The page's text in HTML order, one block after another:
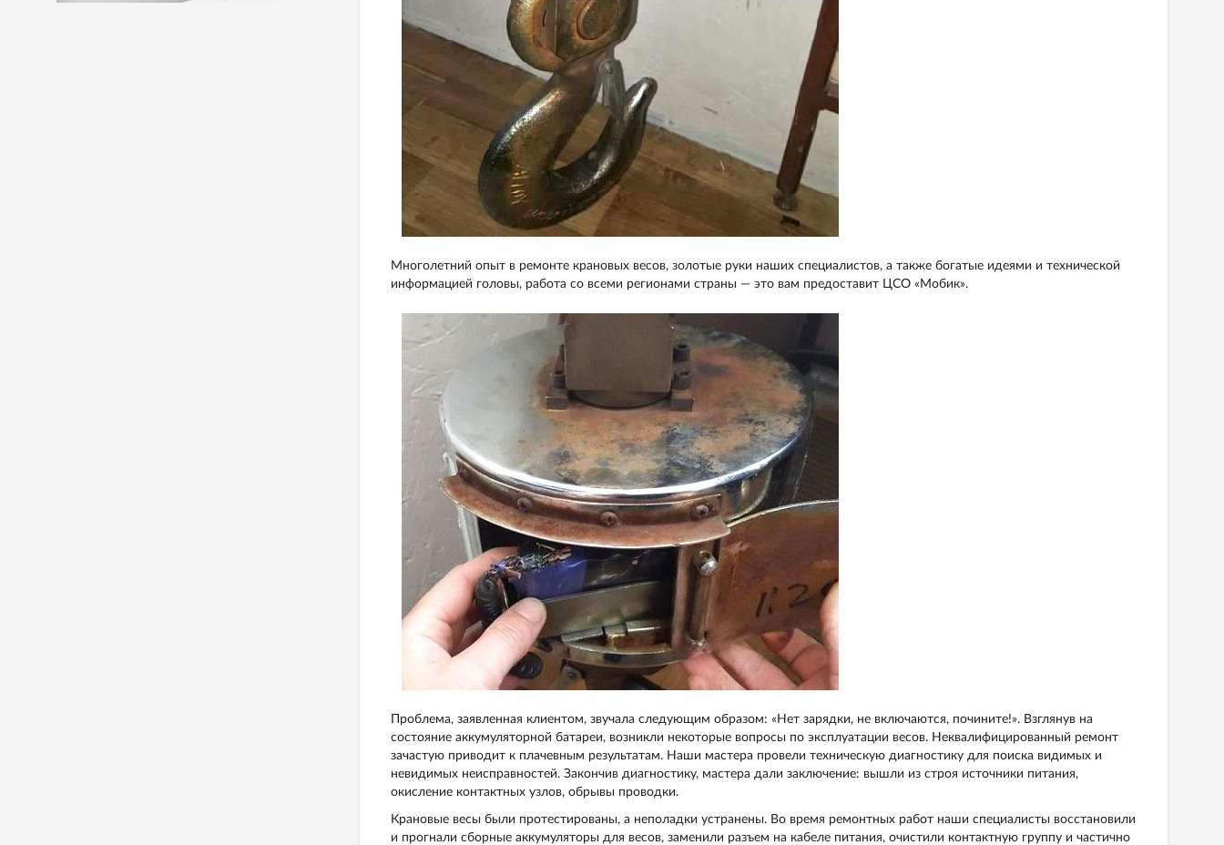
Многолетний опыт в ремонте крановых весов, золотые руки наших специалистов, а также богатые идеями и технической
информацией головы, работа со всеми регионами страны — это вам предоставит ЦСО «Мобик».
Проблема, заявленная клиентом, звучала следующим образом: «Нет зарядки, не включаются, почините!». Взглянув на
состояние аккумуляторной батареи, возникли некоторые вопросы по эксплуатации весов. Неквалифицированный ремонт
зачастую приводит к плачевным результатам. Наши мастера провели техническую диагностику для поиска видимых и
невидимых неисправностей. Закончив диагностику, мастера дали заключение: вышли из строя источники питания,
окисление контактных узлов, обрывы проводки.
Крановые весы были протестированы, а неполадки устранены. Во время ремонтных работ наши специалисты восстановили
и прогнали сборные аккумуляторы для весов, заменили разъем на кабеле питания, очистили контактную группу и частично